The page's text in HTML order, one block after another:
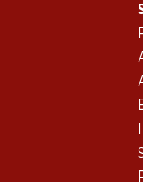
Château
Margaux
Francia, Bordeaux,